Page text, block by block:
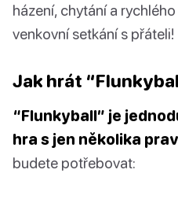
házení, chytání a
venkovní setkání s přáteli!
Jak hrát
“Flunkyball” je
hra s jen několika
budete potřebovat: